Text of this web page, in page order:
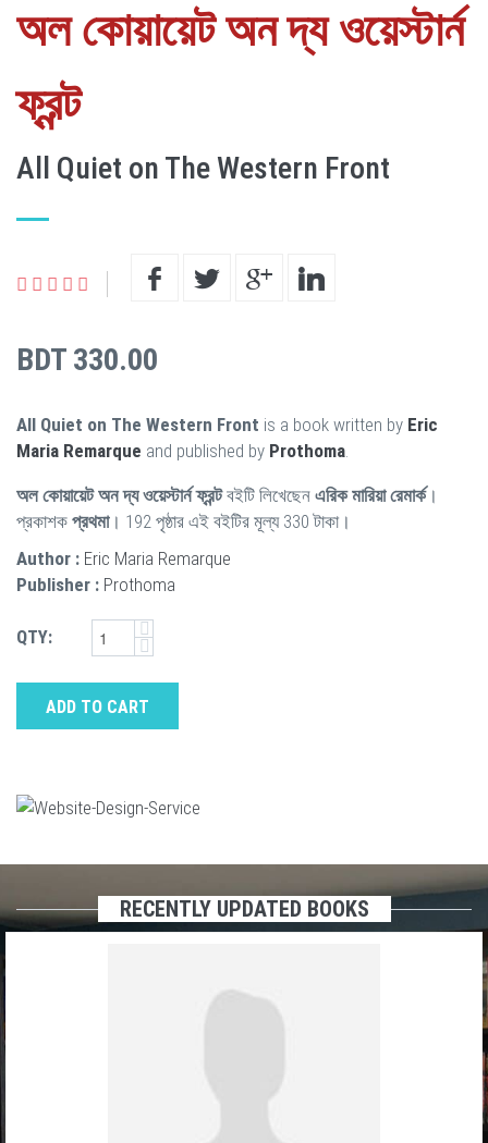
অল কোয়ায়েট অন দ্য ওয়েস্টার্ন
ফ্রন্ট
All Quiet on The Western Front
BDT 330.00
All Quiet on The Western Front is a book written by Eric
Maria Remarque and published by Prothoma
অল কোয়ায়েট অন দ্য ওয়েস্টার্ন ফ্রন্টবইটি লিখেছেন এরিক মারিয়া রেমার্ক।
প্রকাশক প্রথমা। 192 পৃষ্ঠার এই বইটির মূল্য 330 টাকা।
Author : Eric Maria Remarque
Publisher : Prothoma
QTY:
ADD TO CART
RECENTLY UPDATED BOOKS